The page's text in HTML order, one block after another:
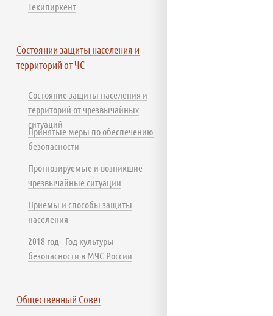
Текипиркент
Состоянии защиты населения и
территорий от ЧС
Состояние защиты населения и
территорий от чрезвычайных
ситуаций
Принятые меры по обеспечению
безопасности
Прогнозируемые и возникшие
чрезвычайные ситуации
Приемы и способы защиты
населения
2018 год - Год культуры
безопасности в МЧС России
Общественный Совет